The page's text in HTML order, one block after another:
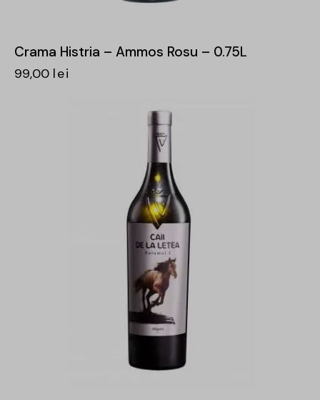
Crama Histria – Ammos Rosu – 0.75L
99,00 lei